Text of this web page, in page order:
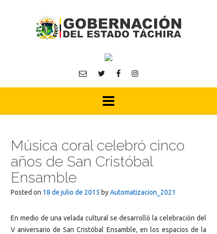
Música coral celebró cinco
años de San Cristóbal
Ensamble
Posted on 18 de julio de 2015 byAutomatizacion_2021
En medio de una velada cultural se desarrolló la celebración del
V aniversario de San Cristóbal Ensamble, en los espacios de la